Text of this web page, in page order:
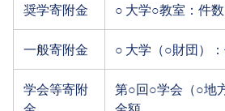
奨学寄附金 ○ 大学○教室：件
一般寄附金 ○ 大学（○財団）
学会等寄附
第○回○学会（○地